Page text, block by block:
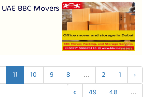
UAE BBC Movers
‹
1
2
...
8
9
10
11
...
48
49
›